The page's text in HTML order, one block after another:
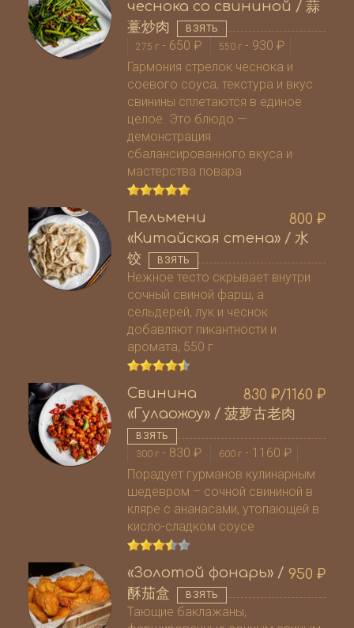
чеснока со свининой / 蒜
薹炒肉
ВЗЯТЬ
275 г - 650₽ 550 г - 930₽
Гармония стрелок чеснока и
соевого соуса, текстура и вкус
свинины сплетаются в единое
целое. Это блюдо —
демонстрация
сбалансированного вкуса и
мастерства повара
800 ₽
Пельмени
«Китайская стена» / 水
饺
ВЗЯТЬ
Нежное тесто скрывает внутри
сочный свиной фарш, а
сельдерей, лук и чеснок
добавляют пикантности и
аромата, 550 г
830 ₽/1160 ₽
Свинина
«Гулаожоу» / 菠萝古老肉
ВЗЯТЬ
300 г - 830₽ 600 г - 1160₽
Порадует гурманов кулинарным
шедевром – сочной свининой в
кляре с ананасами, утопающей в
кисло-сладком соусе
950 ₽
«Золотой фонарь» /
酥茄盒
ВЗЯТЬ
Тающие баклажаны,